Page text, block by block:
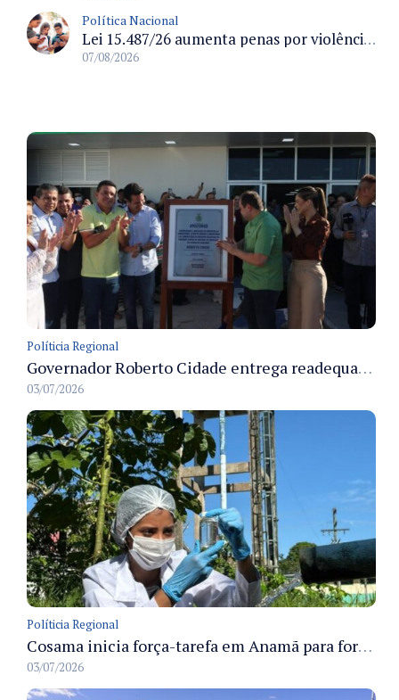
Política Nacional
Lei 15.487/26 aumenta penas por violência sexual digital contra crianças e adolescentes e autoriza ronda virtual para investigação
07/08/2026
Políticia Regional
Governador Roberto Cidade entrega readequação do ambulatório da FCecon e amplia capacidade de atendimento oncológico em Manaus
03/07/2026
Políticia Regional
Cosama inicia força-tarefa em Anamã para fortalecer abastecimento de água e segurança hídrica da população
03/07/2026